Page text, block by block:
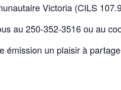
Victoria (CILS
au 250-352-3516 ou au
émission un plaisir à